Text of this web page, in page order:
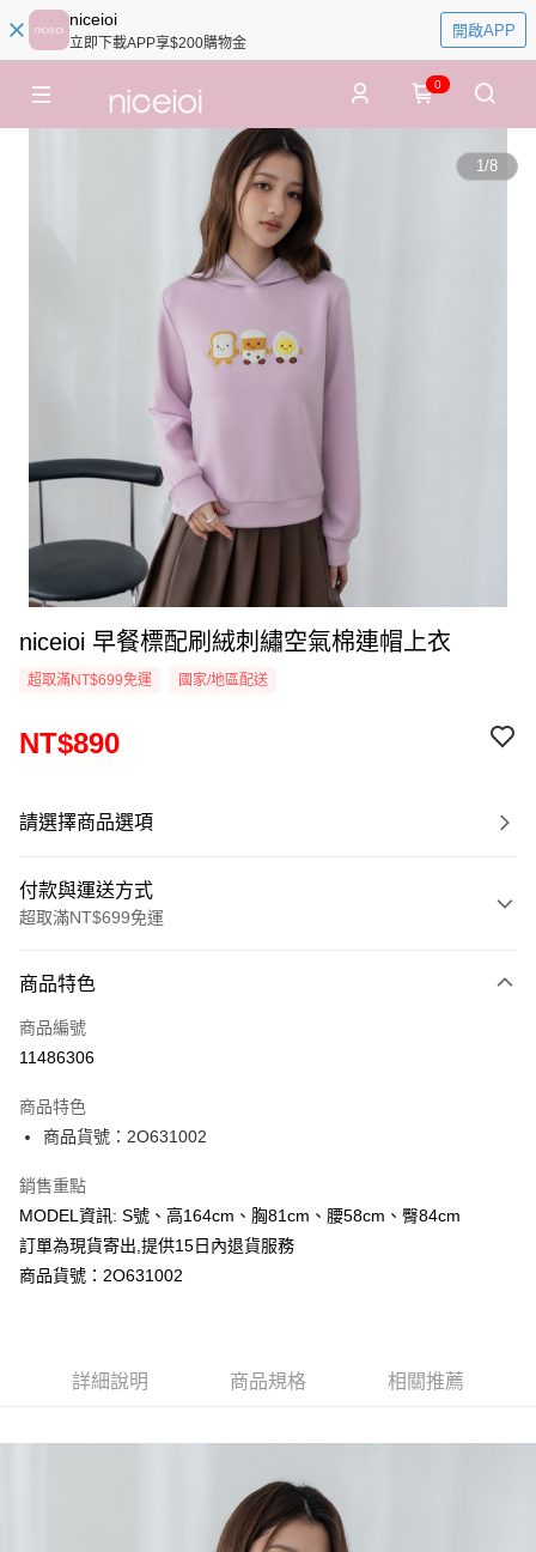
niceioi
立即下載APP享$200購物金
開啟APP
0
1/8
niceioi 早餐標配刷絨刺繡空氣棉連帽上衣
超取滿NT$699免運 國家/地區配送
NT$890
請選擇商品選項
付款與運送方式
超取滿NT$699免運
信用卡一次付款
超商取貨付款
Apple Pay
Google Pay
運送方式
全家取貨付款
每筆NT$80，滿NT$699(含以上)免運費
每筆NT$80，滿NT$699(含以上)免運費
商品特色
商品編號
11486306
商品特色
商品貨號：2O631002
銷售重點
MODEL資訊: S號、高164cm、胸81cm、腰58cm、臀84cm
訂單為現貨寄出,提供15日內退貨服務
商品貨號：2O631002
詳細說明 商品規格 相關推薦